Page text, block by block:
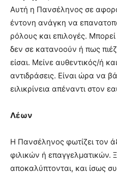
Αυτή η Πανσέληνος σε
έντονη ανάγκη να
ρόλους και επιλογές.
δεν σε κατανοούν ή πως
είσαι. Μείνε αυθεντικός/ή
αντιδράσεις. Είναι ώρα να
ειλικρίνεια απέναντι στον
Λέων
Η Πανσέληνος φωτίζει τον
φιλικών ή επαγγελματικών.
αποκαλύπτονται, και ίσως